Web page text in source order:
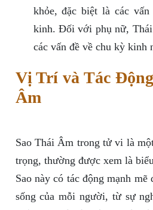
khỏe, đặc biệt là các
kinh. Đối với phụ nữ,
các vấn đề về chu kỳ kinh
Vị Trí và Tác
Âm
Sao Thái Âm trong tử vi là
trọng, thường được xem là
Sao này có tác động mạnh mẽ
sống của mỗi người, từ sự